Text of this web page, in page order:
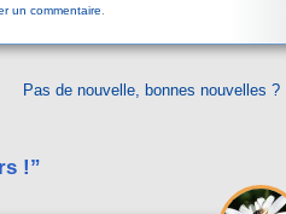
un commentaire
Pas de nouvelle, bonnes nouvelles ?
!”